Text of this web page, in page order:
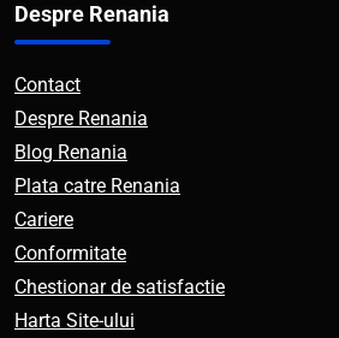
Despre Renania
Contact
Despre Renania
Blog Renania
Plata catre Renania
Cariere
Conformitate
Chestionar de satisfactie
Harta Site-ului